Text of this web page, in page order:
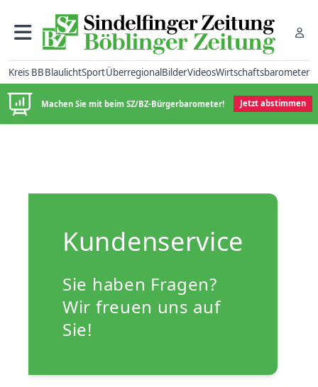
Kreis BBBlaulichtSportÜberregionalBilderVideosWirtschaftsbarometer
Machen Sie mit beim SZ/BZ-Bürgerbarometer! Jetzt abstimmen
Kundenservice
Sie haben Fragen?
Wir freuen uns auf
Sie!